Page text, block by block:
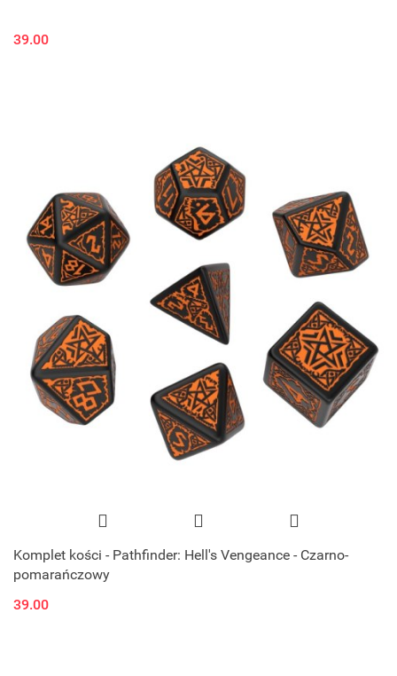
39.00
Komplet kości - Pathfinder: Hell's Vengeance - Czarno-
pomarańczowy
39.00